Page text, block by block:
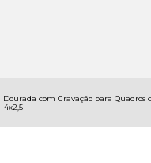
Dourada com Gravação para Quadros
4x2,5